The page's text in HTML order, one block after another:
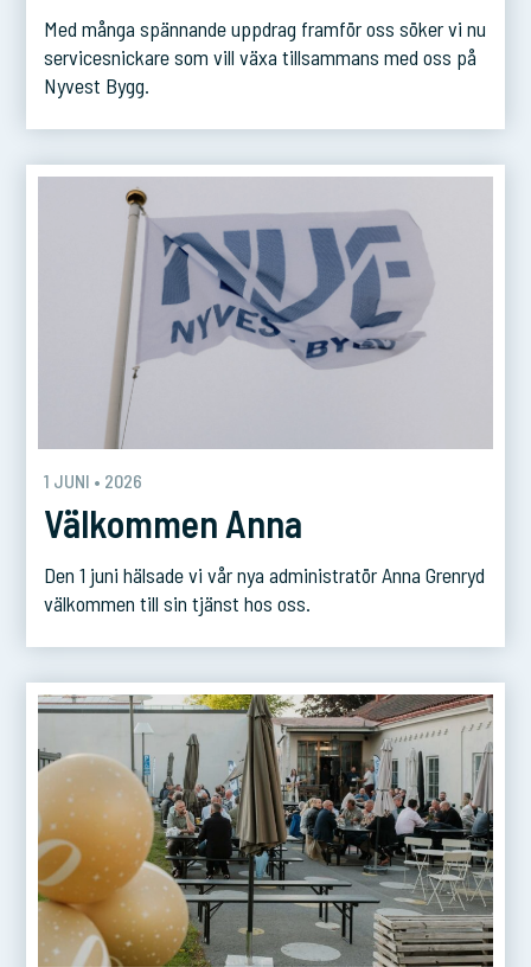
Med många spännande uppdrag framför oss söker vi nu
servicesnickare som vill växa tillsammans med oss på
Nyvest Bygg.
1 JUNI • 2026
Välkommen Anna
Den 1 juni hälsade vi vår nya administratör Anna Grenryd
välkommen till sin tjänst hos oss.